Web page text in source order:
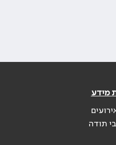
מידע
תודה